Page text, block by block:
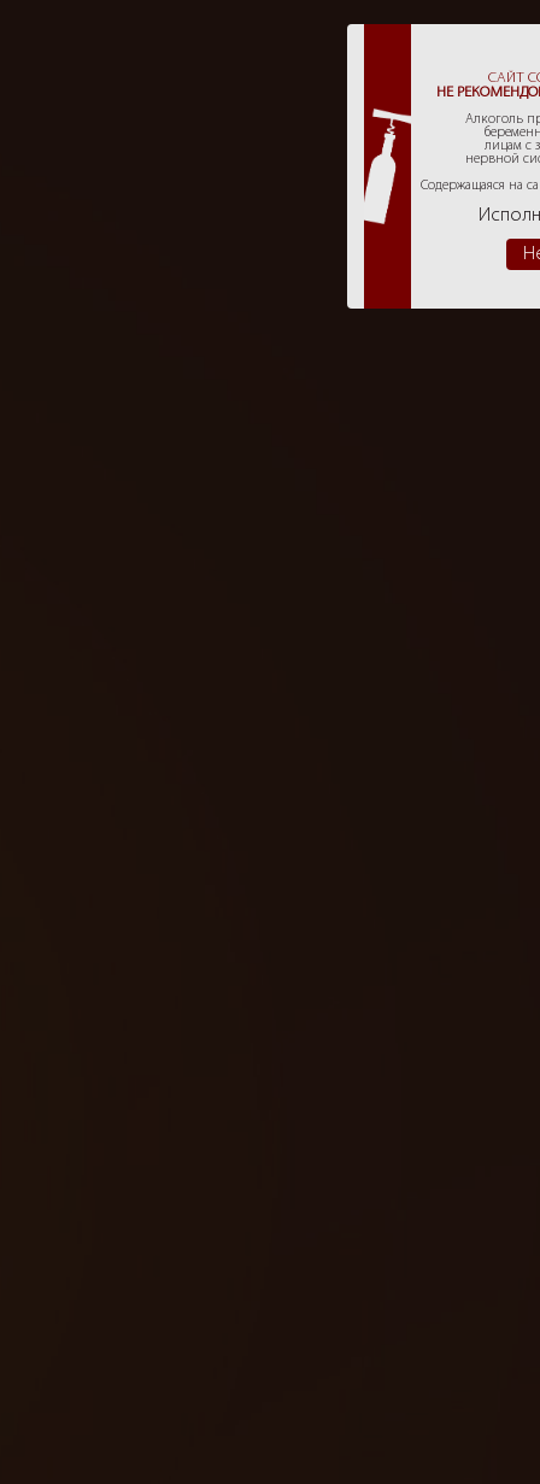
САЙТ
НЕ
Алкоголь
лицам с
нервной
Содержащаяся на